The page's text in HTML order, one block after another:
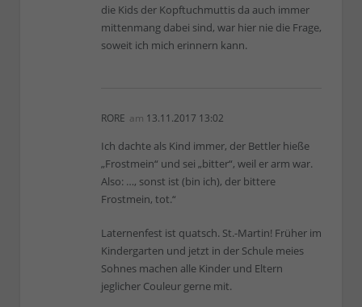
die Kids der Kopftuchmuttis da auch immer
mittenmang dabei sind, war hier nie die Frage,
soweit ich mich erinnern kann.
RORE am 13.11.2017 13:02
Ich dachte als Kind immer, der Bettler hieße
„Frostmein“ und sei „bitter“, weil er arm war.
Also: …, sonst ist (bin ich), der bittere
Frostmein, tot.“
Laternenfest ist quatsch. St.-Martin! Früher im
Kindergarten und jetzt in der Schule meies
Sohnes machen alle Kinder und Eltern
jeglicher Couleur gerne mit.